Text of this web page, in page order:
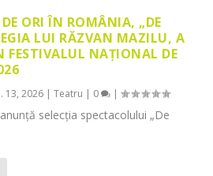
ORI ÎN ROMÂNIA, „DE
LUI RĂZVAN MAZILU, A
FESTIVALUL NAȚIONAL DE
13, 2026| Teatru | 0 |
selecția spectacolului „De